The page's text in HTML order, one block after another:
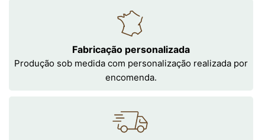
Fabricação personalizada
Produção sob medida com personalização realizada por
encomenda.